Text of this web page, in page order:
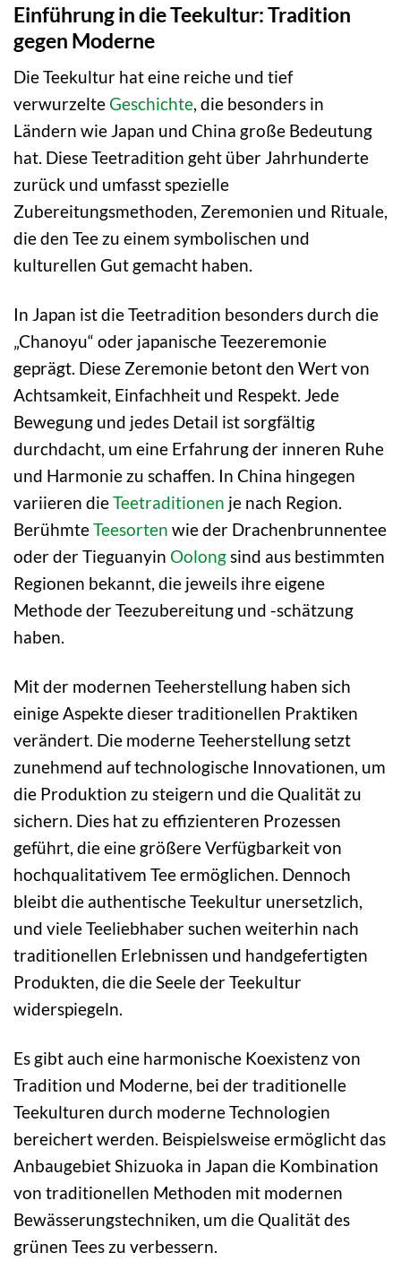
Einführung in die Teekultur: Tradition
gegen Moderne
Die Teekultur hat eine reiche und tief
verwurzelteGeschichte, die besonders in
Ländern wie Japan und China große Bedeutung
hat. Diese Teetradition geht über Jahrhunderte
zurück und umfasst spezielle
Zubereitungsmethoden, Zeremonien und Rituale,
die den Tee zu einem symbolischen und
kulturellen Gut gemacht haben.
In Japan ist die Teetradition besonders durch die
„Chanoyu“ oder japanische Teezeremonie
geprägt. Diese Zeremonie betont den Wert von
Achtsamkeit, Einfachheit und Respekt. Jede
Bewegung und jedes Detail ist sorgfältig
durchdacht, um eine Erfahrung der inneren Ruhe
und Harmonie zu schaffen. In China hingegen
variieren dieTeetraditionen je nach Region.
BerühmteTeesorten wie der Drachenbrunnentee
oder der Tieguanyin Oolongsind aus bestimmten
Regionen bekannt, die jeweils ihre eigene
Methode der Teezubereitung und -schätzung
haben.
Mit der modernen Teeherstellung haben sich
einige Aspekte dieser traditionellen Praktiken
verändert. Die moderne Teeherstellung setzt
zunehmend auf technologische Innovationen, um
die Produktion zu steigern und die Qualität zu
sichern. Dies hat zu effizienteren Prozessen
geführt, die eine größere Verfügbarkeit von
hochqualitativem Tee ermöglichen. Dennoch
bleibt die authentische Teekultur unersetzlich,
und viele Teeliebhaber suchen weiterhin nach
traditionellen Erlebnissen und handgefertigten
Produkten, die die Seele der Teekultur
widerspiegeln.
Es gibt auch eine harmonische Koexistenz von
Tradition und Moderne, bei der traditionelle
Teekulturen durch moderne Technologien
bereichert werden. Beispielsweise ermöglicht das
Anbaugebiet Shizuoka in Japan die Kombination
von traditionellen Methoden mit modernen
Bewässerungstechniken, um die Qualität des
grünen Tees zu verbessern.